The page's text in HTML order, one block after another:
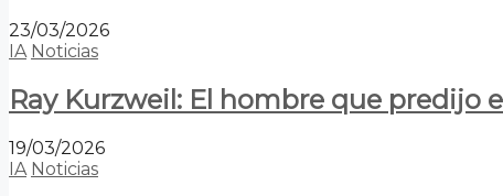
23/03/2026
IA Noticias
Ray Kurzweil: El hombre que predijo
19/03/2026
IA Noticias